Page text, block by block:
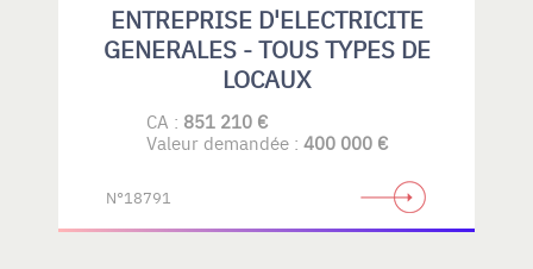
ENTREPRISE D'ELECTRICITE
GENERALES - TOUS TYPES DE
LOCAUX
CA : 851 210 €
Valeur demandée : 400 000 €
N°18791